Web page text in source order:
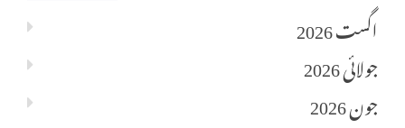
اگست 2026
جولائی 2026
جون 2026